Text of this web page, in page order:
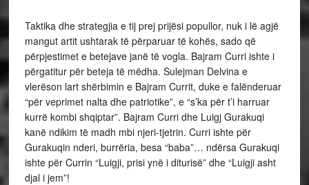
Taktika dhe strategjia e tij prej prijësi popullor, nuk i lë agjë
mangut artit ushtarak të përparuar të kohës, sado që
përpjestimet e betejave janë të vogla. Bajram Curri ishte i
përgatitur për beteja të mëdha. Sulejman Delvina e
vlerëson lart shërbimin e Bajram Currit, duke e falënderuar
“për veprimet nalta dhe patriotike”, e “s’ka për t’i harruar
kurrë kombi shqiptar”. Bajram Curri dhe Luigj Gurakuqi
kanë ndikim të madh mbi njeri-tjetrin. Curri ishte për
Gurakuqin nderi, burrëria, besa “baba”… ndërsa Gurakuqi
ishte për Currin “Luigji, prisi ynë i diturisë” dhe “Luigji asht
djal i jem”!